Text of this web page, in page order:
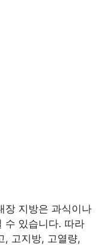
장 지방은 과식이나
수 있습니다. 따라
, 고지방, 고열량,